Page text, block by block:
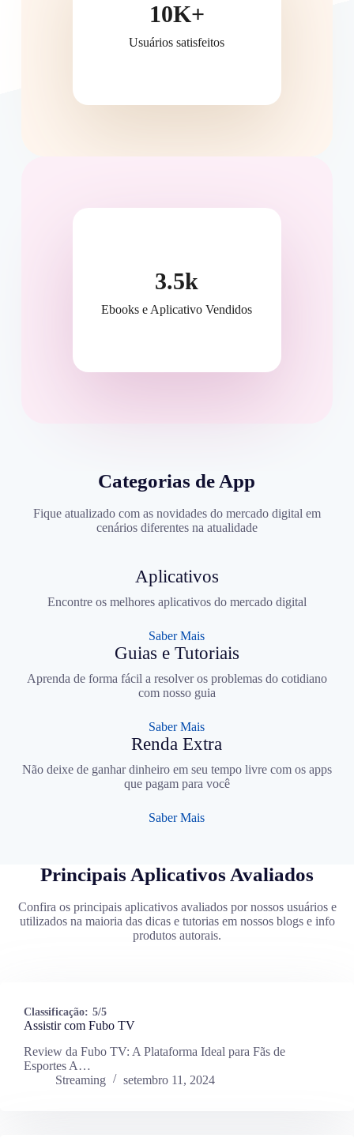
10K+
Usuários satisfeitos
3.5k
Ebooks e Aplicativo Vendidos
Categorias de App
Fique atualizado com as novidades do mercado digital em
cenários diferentes na atualidade
Aplicativos
Encontre os melhores aplicativos do mercado digital
Saber Mais
Guias e Tutoriais
Aprenda de forma fácil a resolver os problemas do cotidiano
com nosso guia
Saber Mais
Renda Extra
Não deixe de ganhar dinheiro em seu tempo livre com os apps
que pagam para você
Saber Mais
Principais Aplicativos Avaliados
Confira os principais aplicativos avaliados por nossos usuários e
utilizados na maioria das dicas e tutorias em nossos blogs e info
produtos autorais.
Classificação: 5/5
Assistir com Fubo TV
Review da Fubo TV: A Plataforma Ideal para Fãs de
Esportes A…
Streaming
setembro 11, 2024